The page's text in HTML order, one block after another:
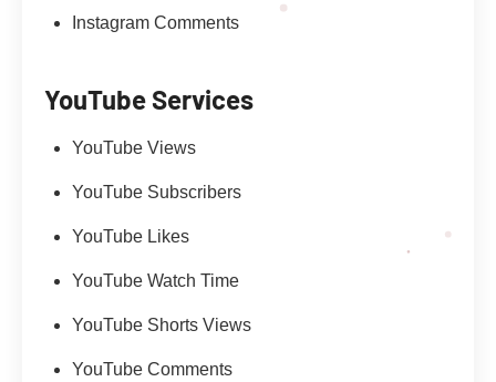
Instagram Comments
YouTube Services
YouTube Views
YouTube Subscribers
YouTube Likes
YouTube Watch Time
YouTube Shorts Views
YouTube Comments